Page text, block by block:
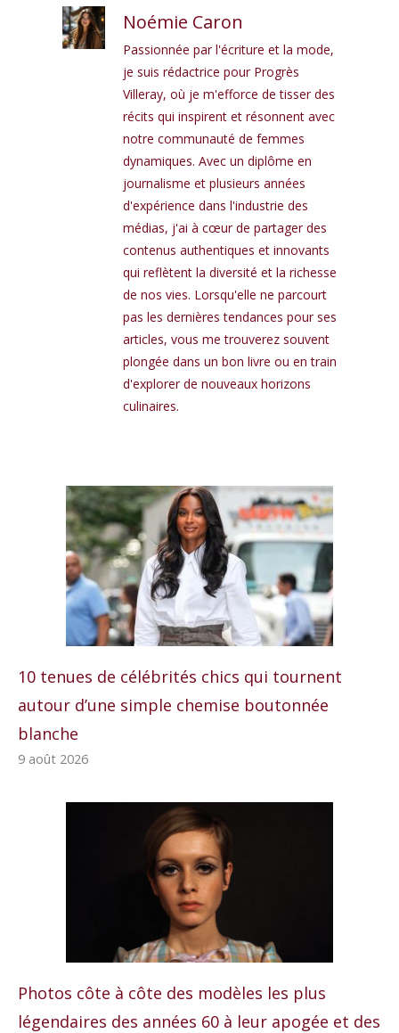
Noémie Caron
Passionnée par l'écriture et la mode,
je suis rédactrice pour Progrès
Villeray, où je m'efforce de tisser des
récits qui inspirent et résonnent avec
notre communauté de femmes
dynamiques. Avec un diplôme en
journalisme et plusieurs années
d'expérience dans l'industrie des
médias, j'ai à cœur de partager des
contenus authentiques et innovants
qui reflètent la diversité et la richesse
de nos vies. Lorsqu'elle ne parcourt
pas les dernières tendances pour ses
articles, vous me trouverez souvent
plongée dans un bon livre ou en train
d'explorer de nouveaux horizons
culinaires.
10 tenues de célébrités chics qui tournent
autour d’une simple chemise boutonnée
blanche
9 août 2026
Photos côte à côte des modèles les plus
légendaires des années 60 à leur apogée et des